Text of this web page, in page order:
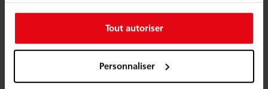
Tout autoriser
Personnaliser
Dans le domaine de la tapisserie d'ameublement, une